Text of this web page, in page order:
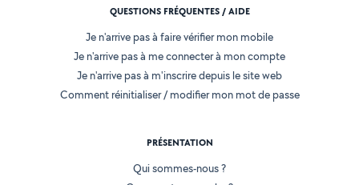
QUESTIONS FRÉQUENTES / AIDE
Je n'arrive pas à faire vérifier mon mobile
Je n'arrive pas à me connecter à mon compte
Je n'arrive pas à m'inscrire depuis le site web
Comment réinitialiser / modifier mon mot de passe
PRÉSENTATION
Qui sommes-nous ?